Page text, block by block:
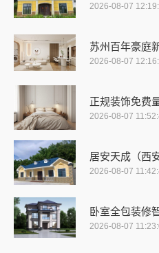
2026-08-07
苏州百年豪庭
2026-08-07
正规装饰免费
2026-08-07
居安天成（西
2026-08-07
卧室全包装修
2026-08-07